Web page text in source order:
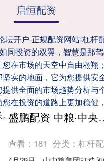
启恒配资
坛开户-正规配资网站-杠杆
同投资的双翼，智慧是那
在市场的天空中自由翱翔
实的地面，它为您提供安
供全面的市场趋势分析与
在投资的道路上更加稳健
。
盛鹏配资 中粮·中
查看： 181 分类：杠杆